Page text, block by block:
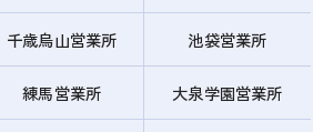
千歳烏山営業所 池袋営業所
練馬営業所 大泉学園営業所